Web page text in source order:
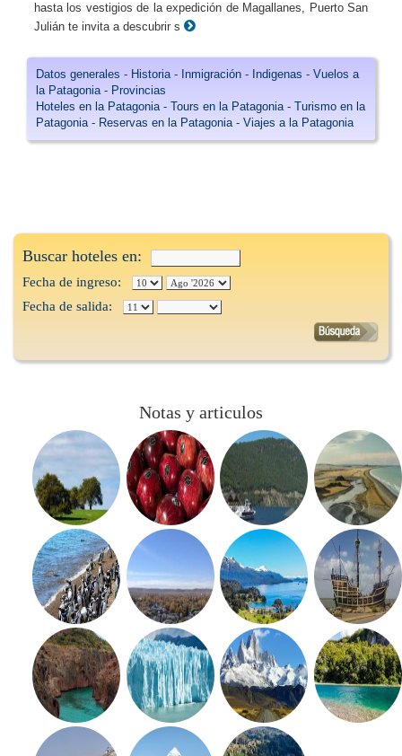
hasta los vestigios de la expedición de Magallanes, Puerto San
Julián te invita a descubrir s
Datos generales - Historia- Inmigración - Indigenas - Vuelos a
la Patagonia- Provincias
Hoteles en la Patagonia- Tours en la Patagonia- Turismo en la
Patagonia- Reservas en la Patagonia- Viajes a la Patagonia
Buscar hoteles en:
Fecha de ingreso:
Fecha de salida:
Notas y articulos